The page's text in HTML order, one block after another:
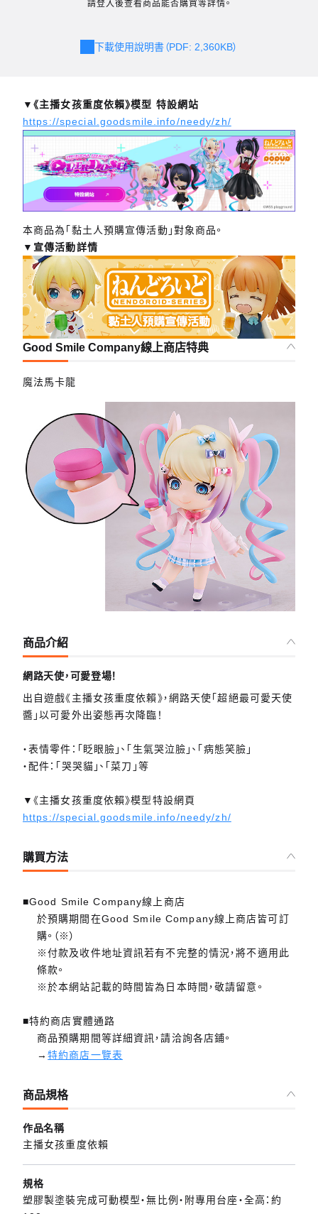
請登入後查看商品能否購買等詳情。
下載使用說明書（PDF: 2,360KB）
▼《主播女孩重度依賴》模型 特設網站
https://special.goodsmile.info/needy/zh/
本商品為「黏土人預購宣傳活動」對象商品。
▼宣傳活動詳情
Good Smile Company線上商店特典
魔法馬卡龍
商品介紹
網路天使，可愛登場！
出自遊戲《主播女孩重度依賴》，網路天使「超絕最可愛天使
醬」以可愛外出姿態再次降臨！
・表情零件：「眨眼臉」、「生氣哭泣臉」、「病態笑臉」
・配件：「哭哭貓」、「菜刀」等
▼《主播女孩重度依賴》模型特設網頁
https://special.goodsmile.info/needy/zh/
購買方法
■Good Smile Company線上商店
於預購期間在Good Smile Company線上商店皆可訂
購。（※）
※付款及收件地址資訊若有不完整的情況，將不適用此
條款。
※於本網站記載的時間皆為日本時間，敬請留意。
■特約商店實體通路
商品預購期間等詳細資訊，請洽詢各店鋪。
→特約商店一覽表
商品規格
作品名稱
主播女孩重度依賴
規格
塑膠製塗裝完成可動模型・無比例・附專用台座・全高：約